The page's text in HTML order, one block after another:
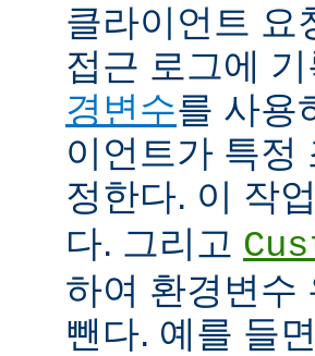
클라이언트 요
접근 로그에
경변수를 사용
이언트가 특정
정한다. 이 작
다. 그리고
하여 환경변수
뺀다. 예를 들